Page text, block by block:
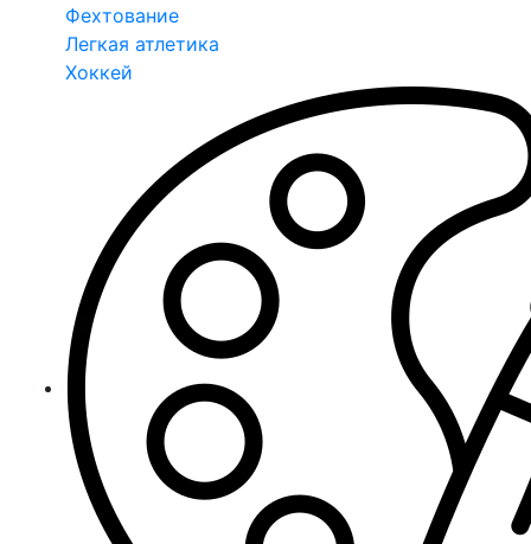
Фехтование
Легкая атлетика
Хоккей